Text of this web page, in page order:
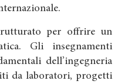
per offrire un
Gli insegnamenti
dell’ingegneria
da laboratori, progetti